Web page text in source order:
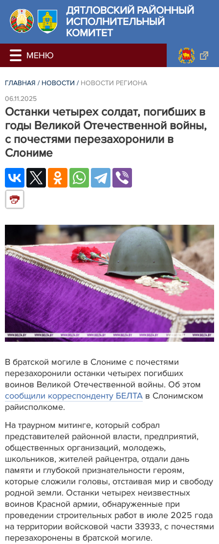
ДЯТЛОВСКИЙ РАЙОННЫЙ
ИСПОЛНИТЕЛЬНЫЙ
КОМИТЕТ
ГЛАВНАЯ / НОВОСТИ / НОВОСТИ РЕГИОНА
06.11.2025
Останки четырех солдат, погибших в
годы Великой Отечественной войны,
с почестями перезахоронили в
Слониме
В братской могиле в Слониме с почестями
перезахоронили останки четырех погибших
воинов Великой Отечественной войны. Об этом
сообщили корреспонденту БЕЛТА в Слонимском
райисполкоме.
На траурном митинге, который собрал
представителей районной власти, предприятий,
общественных организаций, молодежь,
школьников, жителей райцентра, отдали дань
памяти и глубокой признательности героям,
которые сложили головы, отстаивая мир и свободу
родной земли. Останки четырех неизвестных
воинов Красной армии, обнаруженные при
проведении строительных работ в июле 2025 года
на территории войсковой части 33933, с почестями
перезахоронены в братской могиле.